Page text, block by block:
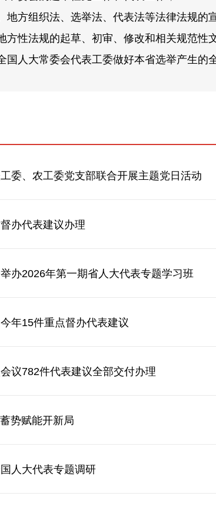
地方组织法、选举法、代表法等法律法规的
方性法规的起草、初审、修改和相关规范性
国人大常委会代表工委做好本省选举产生的
人大代表开展闭会期间的活动，组织省人大
表资格审查的有关工作；
委、农工委党支部联合开展主题党日活动
办代表建议办理
办2026年第一期省人大代表专题学习班
年15件重点督办代表建议
议782件代表建议全部交付办理
势赋能开新局
人大代表专题调研